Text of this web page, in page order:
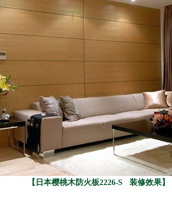
【日本樱桃木防火板2226-S 装修效果】